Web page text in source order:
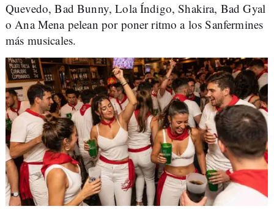
Quevedo, Bad Bunny, Lola Índigo, Shakira, Bad Gyal
o Ana Mena pelean por poner ritmo a los Sanfermines
más musicales.